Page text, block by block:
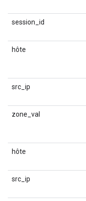
session_id
hôte
src_ip
zone_val
hôte
src_ip